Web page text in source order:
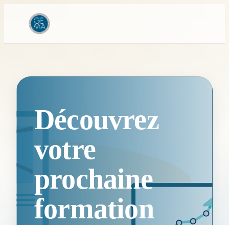
Découvrez
votre
prochaine
formation